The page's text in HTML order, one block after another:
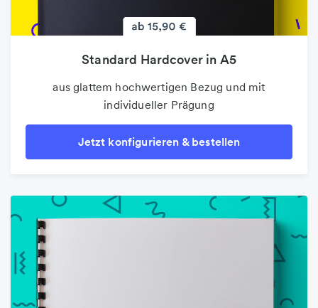
Standard Hardcover in A5
aus glattem hochwertigen Bezug und mit
individueller Prägung
Jetzt konfigurieren & bestellen